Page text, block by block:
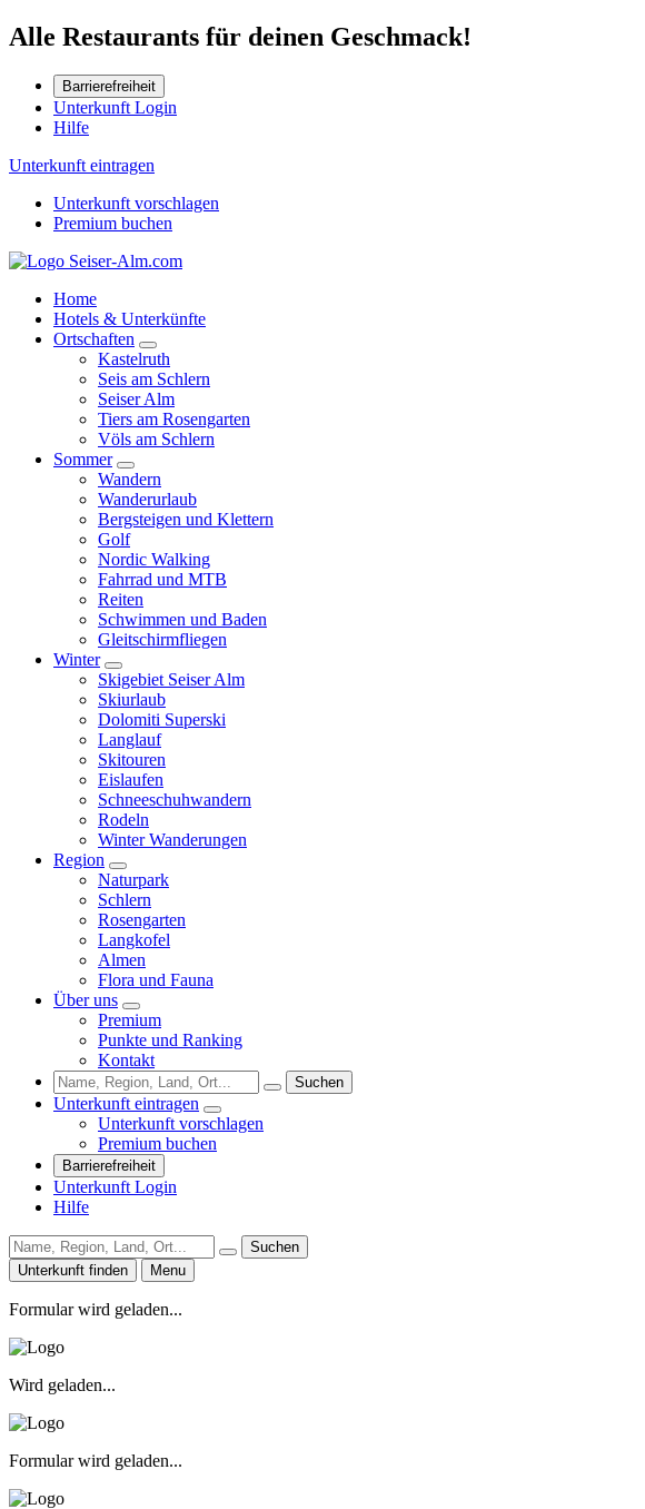
Alle Restaurants für deinen Geschmack!
Barrierefreiheit
Unterkunft Login
Hilfe
Unterkunft eintragen
Unterkunft vorschlagen
Premium buchen
Home
Hotels & Unterkünfte
Ortschaften
Kastelruth
Seis am Schlern
Seiser Alm
Tiers am Rosengarten
Völs am Schlern
Sommer
Wandern
Wanderurlaub
Bergsteigen und Klettern
Golf
Nordic Walking
Fahrrad und MTB
Reiten
Schwimmen und Baden
Gleitschirmfliegen
Winter
Skigebiet Seiser Alm
Skiurlaub
Dolomiti Superski
Langlauf
Skitouren
Eislaufen
Schneeschuhwandern
Rodeln
Winter Wanderungen
Region
Naturpark
Schlern
Rosengarten
Langkofel
Almen
Flora und Fauna
Über uns
Premium
Punkte und Ranking
Kontakt
Suchen
Unterkunft eintragen
Unterkunft vorschlagen
Premium buchen
Barrierefreiheit
Unterkunft Login
Hilfe
Suchen
Unterkunft finden
Menu
Formular wird geladen...
Wird geladen...
Formular wird geladen...